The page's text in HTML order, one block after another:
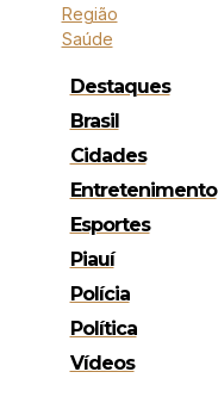
Região
Saúde
Destaques
Brasil
Cidades
Entretenimento
Esportes
Piauí
Polícia
Política
Vídeos